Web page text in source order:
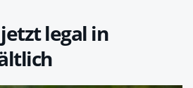
legal in